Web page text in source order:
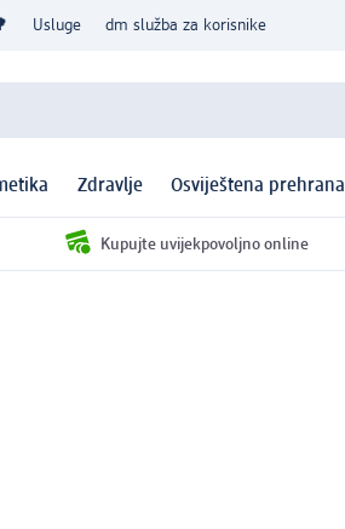
Usluge dm služba za korisnike
Zdravlje Osviještena prehrana
Kupujte uvijekpovoljno online